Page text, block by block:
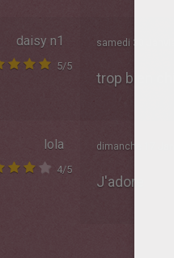
daisy n1
5/5
samedi 30
trop bien
lola
4/5
dimanche 17
J'adore